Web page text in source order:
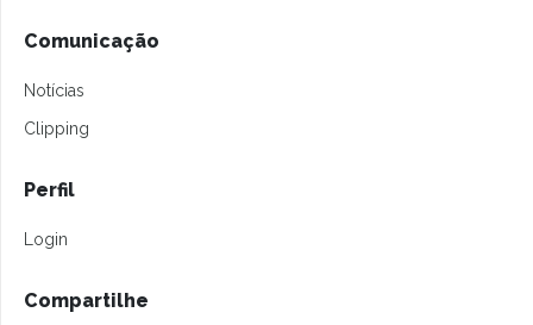
Comunicação
Notícias
Clipping
Perfil
Login
Compartilhe